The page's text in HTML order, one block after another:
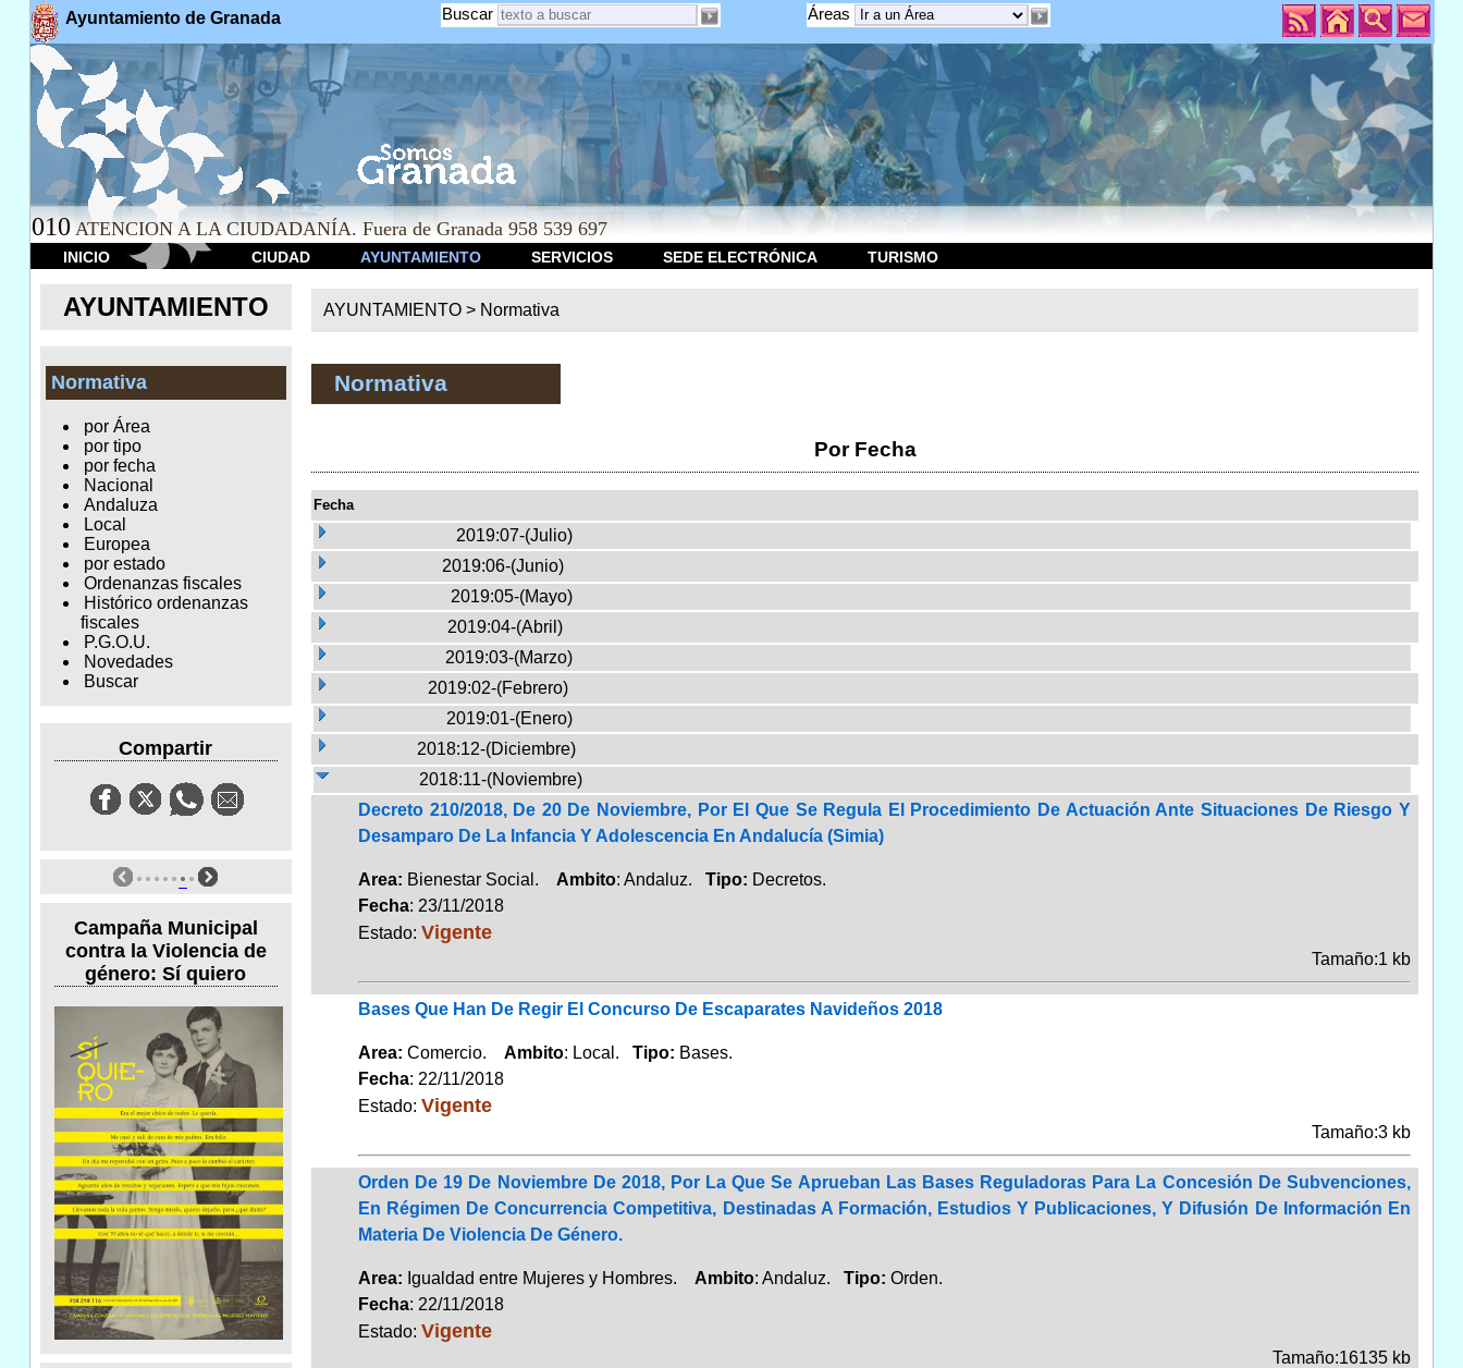
Ayuntamiento de Granada Áreas
Buscar
010 ATENCION A LA CIUDADANÍA. Fuera de Granada 958 539 697
INICIO CIUDAD AYUNTAMIENTO SERVICIOS SEDE ELECTRÓNICA TURISMO
AYUNTAMIENTO
Normativa
por Área
por tipo
por fecha
Nacional
Andaluza
Local
Europea
por estado
Ordenanzas fiscales
Histórico ordenanzas
fiscales
P.G.O.U.
Novedades
Buscar
Compartir
Campaña Municipal
contra la Violencia de
género: Sí quiero
AYUNTAMIENTO > Normativa
Normativa
Por Fecha
Fecha
2019:07-(Julio)
2019:06-(Junio)
2019:05-(Mayo)
2019:04-(Abril)
2019:03-(Marzo)
2019:02-(Febrero)
2019:01-(Enero)
2018:12-(Diciembre)
2018:11-(Noviembre)
Decreto 210/2018, De 20 De Noviembre, Por El Que Se Regula El Procedimiento De Actuación Ante Situaciones De Riesgo Y
Desamparo De La Infancia Y Adolescencia En Andalucía (Simia)
Area: Bienestar Social. Ambito: Andaluz. Tipo: Decretos.
Fecha: 23/11/2018
Estado: Vigente
Tamaño:1 kb
Bases Que Han De Regir El Concurso De Escaparates Navideños 2018
Area: Comercio. Ambito: Local. Tipo: Bases.
Fecha: 22/11/2018
Estado: Vigente
Tamaño:3 kb
Orden De 19 De Noviembre De 2018, Por La Que Se Aprueban Las Bases Reguladoras Para La Concesión De Subvenciones,
En Régimen De Concurrencia Competitiva, Destinadas A Formación, Estudios Y Publicaciones, Y Difusión De Información En
Materia De Violencia De Género.
Area: Igualdad entre Mujeres y Hombres. Ambito: Andaluz. Tipo: Orden.
Fecha: 22/11/2018
Estado: Vigente
Tamaño:16135 kb